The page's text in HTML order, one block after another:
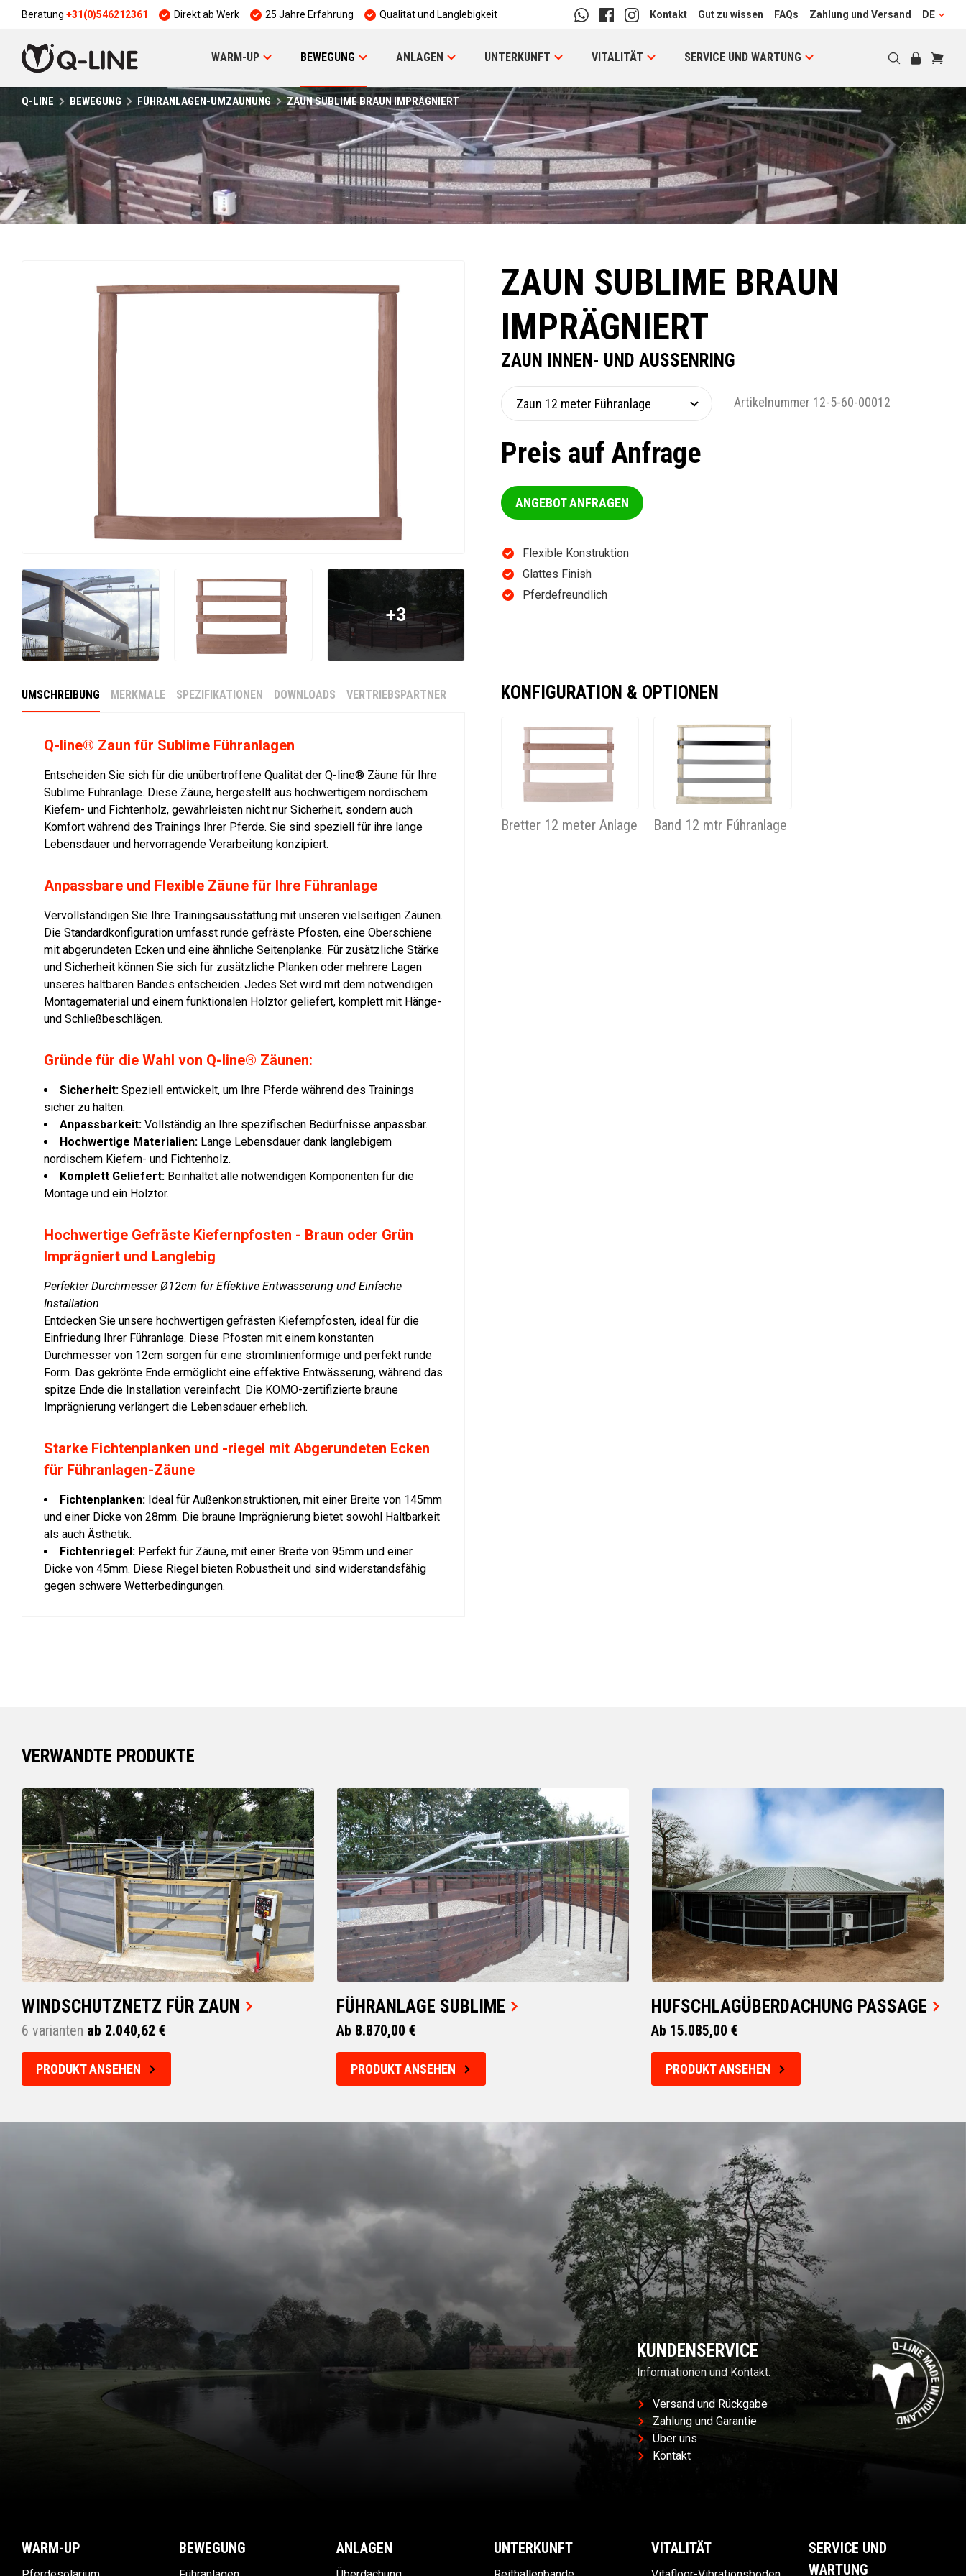
Beratung +31(0)546212361 Direkt ab Werk 25 Jahre Erfahrung Qualität und Langlebigkeit Kontakt Gut zu wissen FAQs Zahlung und Versand DE
WARM-UP BEWEGUNG ANLAGEN UNTERKUNFT VITALITÄT SERVICE UND WARTUNG
Q-LINE BEWEGUNG FÜHRANLAGEN-UMZAUNUNG ZAUN SUBLIME BRAUN IMPRÄGNIERT
ZAUN SUBLIME BRAUN
IMPRÄGNIERT
ZAUN INNEN- UND AUSSENRING
Artikelnummer 12-5-60-00012
Preis auf Anfrage
ANGEBOT ANFRAGEN
Flexible Konstruktion
Glattes Finish
Pferdefreundlich
+3
UMSCHREIBUNG MERKMALE SPEZIFIKATIONEN DOWNLOADS VERTRIEBSPARTNER
Q-line® Zaun für Sublime Führanlagen
Entscheiden Sie sich für die unübertroffene Qualität der Q-line® Zäune für Ihre
Sublime Führanlage. Diese Zäune, hergestellt aus hochwertigem nordischem
Kiefern- und Fichtenholz, gewährleisten nicht nur Sicherheit, sondern auch
Komfort während des Trainings Ihrer Pferde. Sie sind speziell für ihre lange
Lebensdauer und hervorragende Verarbeitung konzipiert.
Anpassbare und Flexible Zäune für Ihre Führanlage
Vervollständigen Sie Ihre Trainingsausstattung mit unseren vielseitigen Zäunen.
Die Standardkonfiguration umfasst runde gefräste Pfosten, eine Oberschiene
mit abgerundeten Ecken und eine ähnliche Seitenplanke. Für zusätzliche Stärke
und Sicherheit können Sie sich für zusätzliche Planken oder mehrere Lagen
unseres haltbaren Bandes entscheiden. Jedes Set wird mit dem notwendigen
Montagematerial und einem funktionalen Holztor geliefert, komplett mit Hänge-
und Schließbeschlägen.
Gründe für die Wahl von Q-line® Zäunen:
Sicherheit: Speziell entwickelt, um Ihre Pferde während des Trainings
sicher zu halten.
Anpassbarkeit: Vollständig an Ihre spezifischen Bedürfnisse anpassbar.
Hochwertige Materialien: Lange Lebensdauer dank langlebigem
nordischem Kiefern- und Fichtenholz.
Komplett Geliefert: Beinhaltet alle notwendigen Komponenten für die
Montage und ein Holztor.
Hochwertige Gefräste Kiefernpfosten - Braun oder Grün
Imprägniert und Langlebig
Perfekter Durchmesser Ø12cm für Effektive Entwässerung und Einfache
Installation
Entdecken Sie unsere hochwertigen gefrästen Kiefernpfosten, ideal für die
Einfriedung Ihrer Führanlage. Diese Pfosten mit einem konstanten
Durchmesser von 12cm sorgen für eine stromlinienförmige und perfekt runde
Form. Das gekrönte Ende ermöglicht eine effektive Entwässerung, während das
spitze Ende die Installation vereinfacht. Die KOMO-zertifizierte braune
Imprägnierung verlängert die Lebensdauer erheblich.
Starke Fichtenplanken und -riegel mit Abgerundeten Ecken
für Führanlagen-Zäune
Fichtenplanken: Ideal für Außenkonstruktionen, mit einer Breite von 145mm
und einer Dicke von 28mm. Die braune Imprägnierung bietet sowohl Haltbarkeit
als auch Ästhetik.
Fichtenriegel: Perfekt für Zäune, mit einer Breite von 95mm und einer
Dicke von 45mm. Diese Riegel bieten Robustheit und sind widerstandsfähig
gegen schwere Wetterbedingungen.
KONFIGURATION & OPTIONEN
Bretter 12 meter Anlage Band 12 mtr Fúhranlage
VERWANDTE PRODUKTE
WINDSCHUTZNETZ FÜR ZAUN
6 varianten ab 2.040,62 €
PRODUKT ANSEHEN
FÜHRANLAGE SUBLIME
Ab 8.870,00 €
PRODUKT ANSEHEN
HUFSCHLAGÜBERDACHUNG PASSAGE
Ab 15.085,00 €
PRODUKT ANSEHEN
KUNDENSERVICE
Informationen und Kontakt.
Versand und Rückgabe
Zahlung und Garantie
Über uns
Kontakt
WARM-UP BEWEGUNG ANLAGEN UNTERKUNFT VITALITÄT
SERVICE UND
WARTUNG